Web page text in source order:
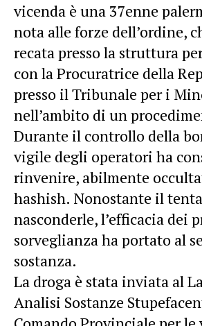
vicenda è una 37enne
nota alle forze dell’ordine,
recata presso la struttura
con la Procuratrice della
presso il Tribunale per i
nell’ambito di un
Durante il controllo della
vigile degli operatori ha
rinvenire, abilmente
hashish. Nonostante il
nasconderle, l’efficacia dei
sorveglianza ha portato al
sostanza.
La droga è stata inviata al
Analisi Sostanze